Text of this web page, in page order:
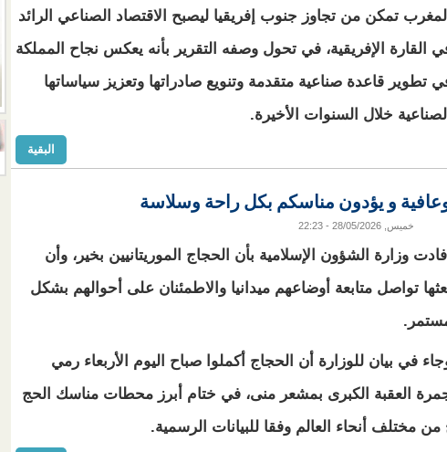
المغرب تمكن من تجاوز جنوب إفريقيا ليصبح الاقتصاد الصناعي الرائد
القارة الإفريقية، في تحول وصفه التقرير بأنه يعكس نجاح المملكة
تطوير قاعدة صناعية متقدمة وتنويع صادراتها وتعزيز سياساتها
الصناعية خلال السنوات الأخيرة.
البقية
و يؤدون مناسكم بكل راحة وسلاسة
خميس, 28/05/2026 - 22:23
أفادت وزارة الشؤون الإسلامية بأن الحجاج الموريتانيين بخير، وأن
تواصل متابعة أوضاعهم ميدانيا والاطمئنان على أحوالهم بشكل
في بيان للوزارة أن الحجاج أكملوا صباح اليوم الأربعاء رمي
العقبة الكبرى بمشعر منى، في ختام أبرز محطات مناسك الحج
مختلف أنحاء العالم وفقا للبيانات الرسمية.